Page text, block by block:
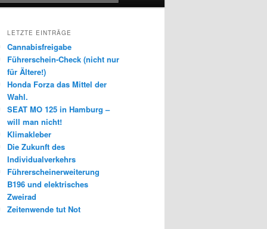
LETZTE EINTRÄGE
Cannabisfreigabe
Führerschein-Check (nicht nur
für Ältere!)
Honda Forza das Mittel der
Wahl.
SEAT MO 125 in Hamburg –
will man nicht!
Klimakleber
Die Zukunft des
Individualverkehrs
Führerscheinerweiterung
B196 und elektrisches
Zweirad
Zeitenwende tut Not